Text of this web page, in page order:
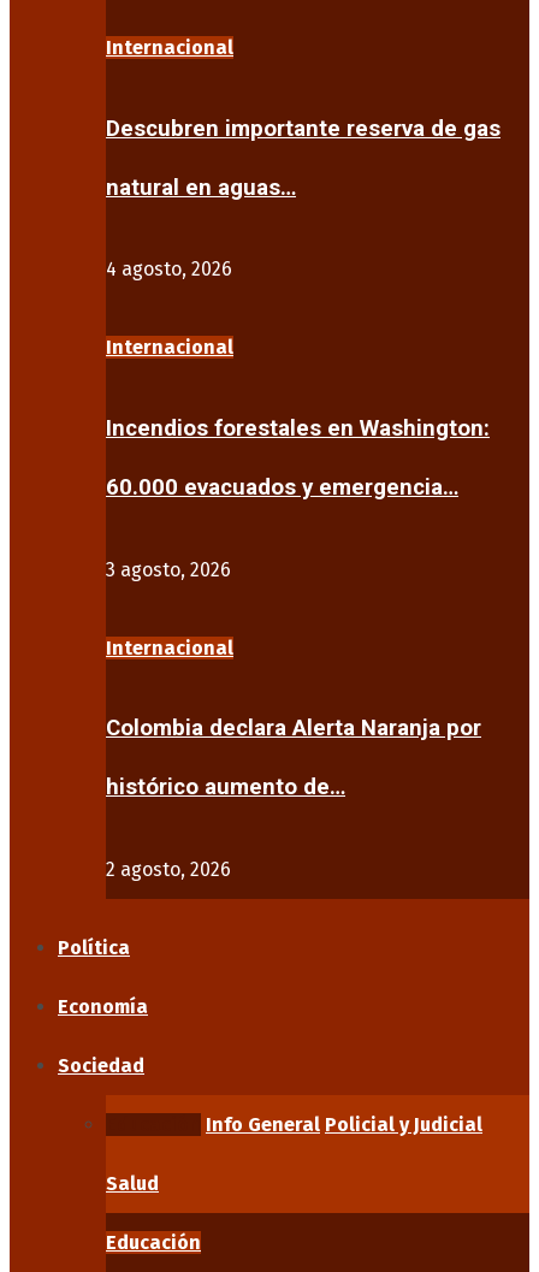
Internacional
Descubren importante reserva de gas
natural en aguas…
4 agosto, 2026
Internacional
Incendios forestales en Washington:
60.000 evacuados y emergencia…
3 agosto, 2026
Internacional
Colombia declara Alerta Naranja por
histórico aumento de…
2 agosto, 2026
Política
Economía
Sociedad
Info General Policial y Judicial
Salud
Educación